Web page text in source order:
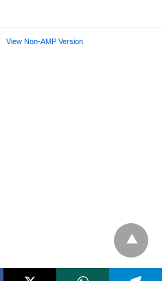
View Non-AMP Version